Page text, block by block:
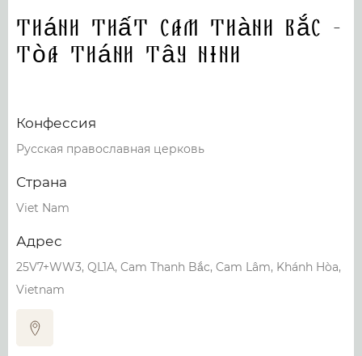
Thánh Thất Cam Thành Bắc -
Tòa Thánh Tây Ninh
Конфессия
Русская православная церковь
Страна
Viet Nam
Адрес
25V7+WW3, QL1A, Cam Thanh Bắc, Cam Lâm, Khánh Hòa,
Vietnam